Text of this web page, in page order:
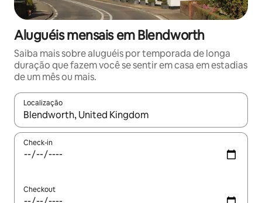
Aluguéis mensais em Blendworth
Saiba mais sobre aluguéis por temporada de longa
duração que fazem você se sentir em casa em estadias
de um mês ou mais.
Localização
Quando os resultados estiverem disponíveis, explore-os
Check-in
Checkout